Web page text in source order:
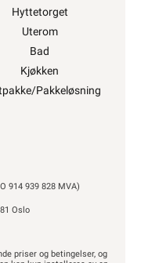
Hyttetorget
Uterom
Bad
Kjøkken
Pakkeløsning
914 939 828 MVA)
Oslo
priser og betingelser, og